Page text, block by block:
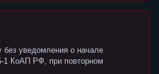
уведомления о начале
1 КоАП РФ, при повторном